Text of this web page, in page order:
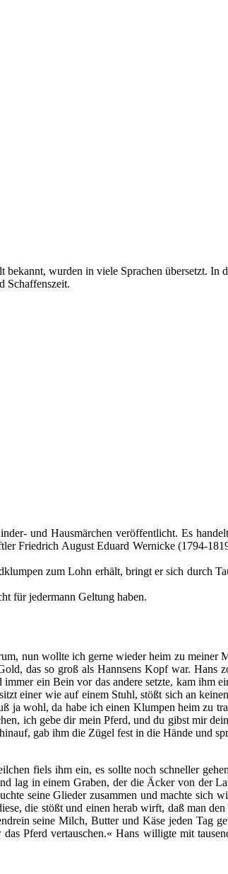
wurden in viele Sprachen übersetzt. In
Schaffenszeit.
und Hausmärchen veröffentlicht. Es
Friedrich August Eduard Wernicke (1794-
zum Lohn erhält, bringt er sich durch
für jedermann Geltung haben.
nun wollte ich gerne wieder heim zu
das so groß als Hannsens Kopf war. Hans
ein Bein vor das andere setzte, kam
einer wie auf einem Stuhl, stößt sich an
ja wohl, da habe ich einen Klumpen heim zu
ich gebe dir mein Pferd, und du gibst mir
gab ihm die Zügel fest in die Hände und
fiels ihm ein, es sollte noch schneller
lag in einem Graben, der die Äcker von der
seine Glieder zusammen und machte sich
die stößt und einen herab wirft, daß man
seine Milch, Butter und Käse jeden Tag
Pferd vertauschen.« Hans willigte mit